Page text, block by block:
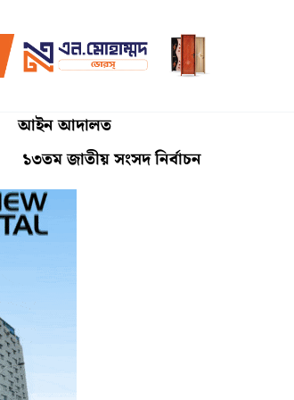
আইন আদালত
১৩তম জাতীয় সংসদ নির্বাচন